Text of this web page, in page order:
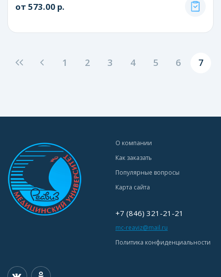
от 573.00 р.
1 2 3 4 5 6 7
О компании
Как заказать
Популярные вопросы
Карта сайта
+7 (846) 321-21-21
mc-reaviz@mail.ru
Политика конфиденциальности